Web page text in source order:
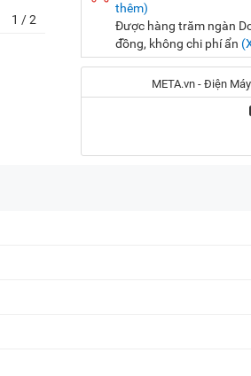
1 / 2
thêm)
Được hàng trăm ngàn
đồng, không chi phí ẩn
META.vn - Điện
Địa chỉ:
716-718 Điện Biên